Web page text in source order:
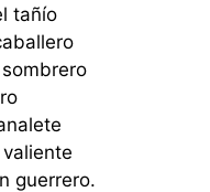
tañío
guerrero.